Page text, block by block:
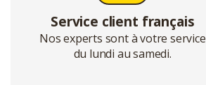
Service client français
Nos experts sont à votre service
du lundi au samedi.